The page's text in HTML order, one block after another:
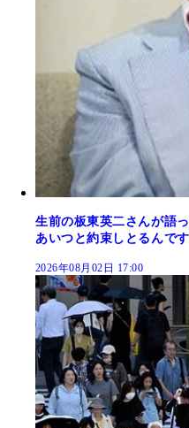
生前の板東英二さんが語
あいつと約束しとるんです
2026年08月02日 17:00